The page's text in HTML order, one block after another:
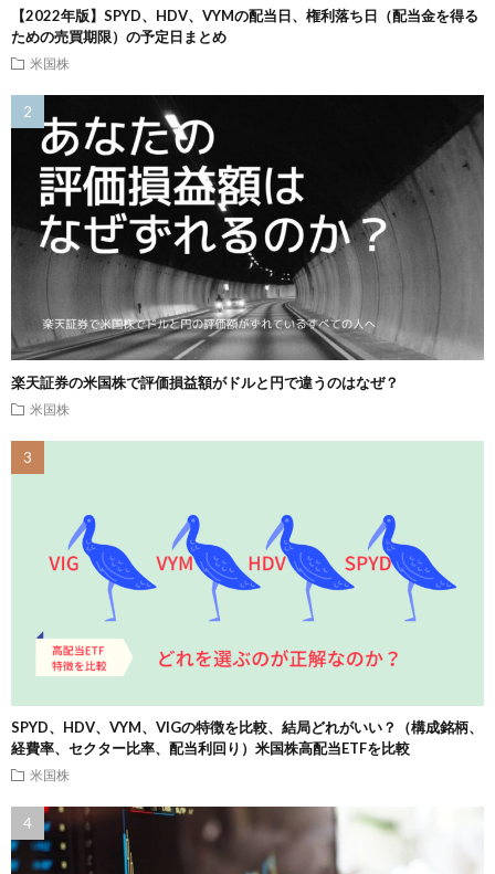
【2022年版】SPYD、HDV、VYMの配当日、権利落ち日（配当金を得る
ための売買期限）の予定日まとめ
米国株
楽天証券の米国株で評価損益額がドルと円で違うのはなぜ？
米国株
SPYD、HDV、VYM、VIGの特徴を比較、結局どれがいい？（構成銘柄、
経費率、セクター比率、配当利回り）米国株高配当ETFを比較
米国株